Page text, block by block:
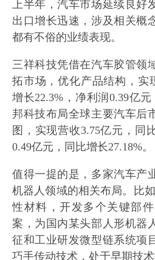
上半年，汽车市场延续良好
出口增长迅速，涉及相关概
都有不俗的业绩表现。
三祥科技凭借在汽车胶管领
拓市场，优化产品结构，实
增长22.3%，净利润0.39亿
邦科技布局全球主要汽车后
图，实现营收3.75亿元，同
0.49亿元，同比增长27.18%。
值得一提的是，多家汽车产
机器人领域的相关布局。比
性材料，开发多个关键部
案，为国内某头部人形机器
征和工业研发微型链系统项
巧手传动技术，处于早期技术